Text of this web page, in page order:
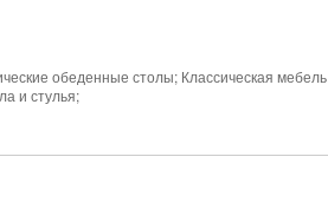
обеденные столы; Классическая
и стулья;